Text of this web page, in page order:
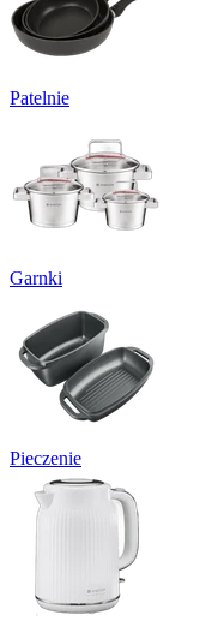
Patelnie
Garnki
Pieczenie